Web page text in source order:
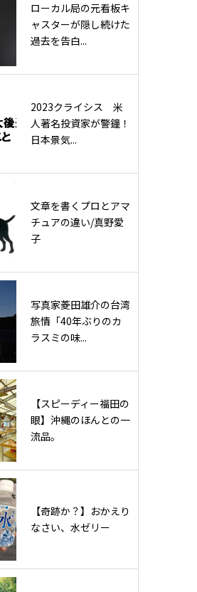
ローカル局の元看板キ
ャスターが隠し続けた
過去を告白...
2023クライシス 米
人著名投資家が警鐘！
日本景気...
文章を書くプロとアマ
チュアの違い/真野愛
子
写真家菱田雄介の台湾
旅情「40年ぶりのカ
ラスミの味...
【スピーディー福田の
眼】沖縄のほんとの一
流品。
【奇跡か？】おかえり
なさい、水ゼリー